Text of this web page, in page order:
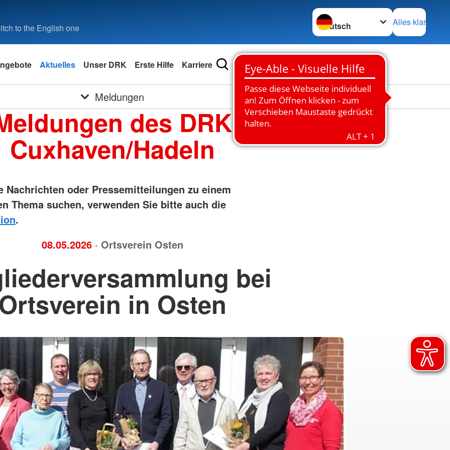
to the English one
Sprache wechseln zu
Alles klar
Aktuelles Unser DRK Erste Hilfe Karriere
Meldungen
des DRK
Cuxhaven/Hadeln
Nachrichten oder Pressemitteilungen zu einem
Thema suchen, verwenden Sie bitte auch die
.
08.05.2026 · Ortsverein Osten
bei
in Osten